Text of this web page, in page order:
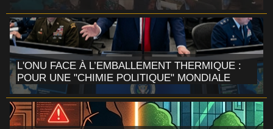
L'ONU FACE À L’EMBALLEMENT THERMIQUE :
POUR UNE "CHIMIE POLITIQUE" MONDIALE